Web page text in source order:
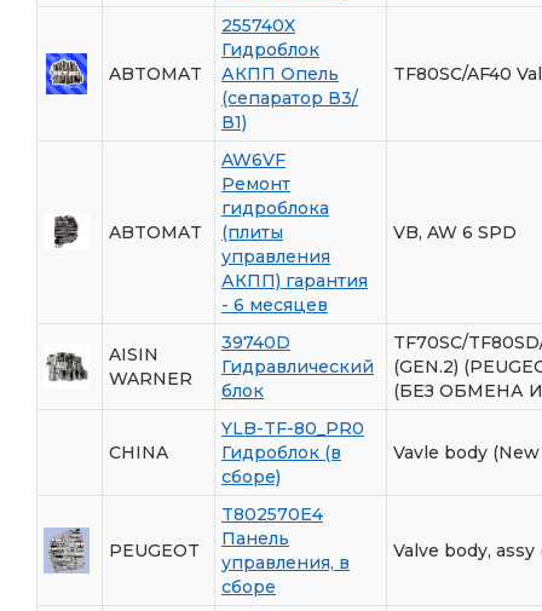
ABTOMAT
255740X
Гидроблок
АКПП Опель
(сепаратор В3/
В1)
TF80SC/AF40
ABTOMAT
AW6VF
Ремонт
гидроблока
(плиты
управления
АКПП) гарантия
- 6 месяцев
VB, AW 6 SPD
AISIN
WARNER
39740D
Гидравлический
блок
TF70SC/
(GEN.2)
(БЕЗ ОБМЕНА
CHINA
YLB-TF-80_PR0
Гидроблок (в
сборе)
Vavle body
PEUGEOT
T802570E4
Панель
управления, в
сборе
Valve body, assy